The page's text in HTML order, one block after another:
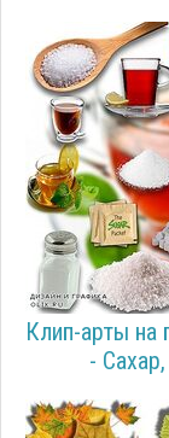
Клип-арты на
-